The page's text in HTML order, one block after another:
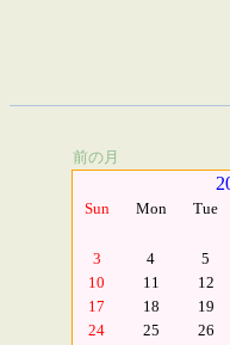
前の月
Sun Mon Tue
3
4 5
10
11 12
17
18 19
24
25 26